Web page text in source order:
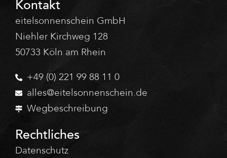
Kontakt
eitelsonnenschein GmbH
Niehler Kirchweg 128
50733 Köln am Rhein
+49 (0) 221 99 88 11 0
alles@eitelsonnenschein.de
Wegbeschreibung
Rechtliches
Datenschutz